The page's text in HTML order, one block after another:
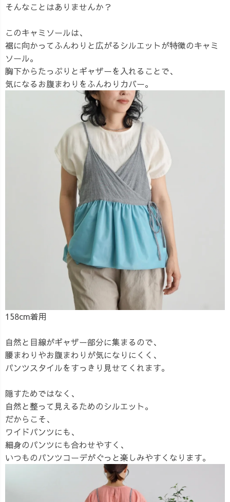
そんなことはありませんか？
このキャミソールは、
裾に向かってふんわりと広がるシルエットが特徴のキャミ
ソール。
胸下からたっぷりとギャザーを入れることで、
気になるお腹まわりをふんわりカバー。
158cm着用
自然と目線がギャザー部分に集まるので、
腰まわりやお腹まわりが気になりにくく、
パンツスタイルをすっきり見せてくれます。
隠すためではなく、
自然と整って見えるためのシルエット。
だからこそ、
ワイドパンツにも、
細身のパンツにも合わせやすく、
いつものパンツコーデがぐっと楽しみやすくなります。